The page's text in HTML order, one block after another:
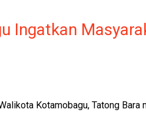
Ingatkan
Kotamobagu, Tatong Bara